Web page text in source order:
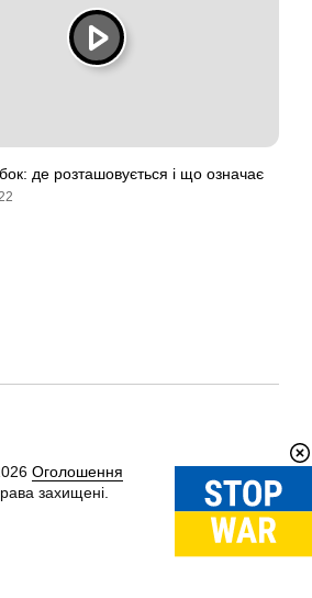
де розташовується і що означає
Оголошення
захищені.
Вгору↑